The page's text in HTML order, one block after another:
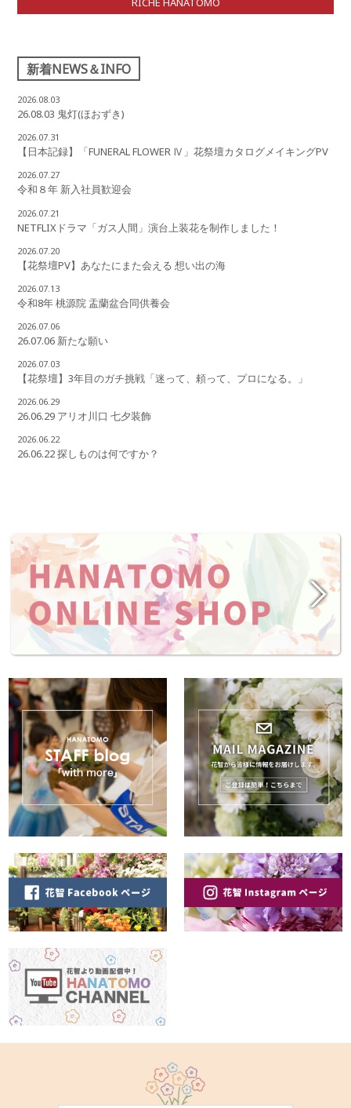
新着NEWS＆INFO
2026.08.03
26.08.03 鬼灯(ほおずき)
2026.07.31
【日本記録】「FUNERAL FLOWER Ⅳ」花祭壇カタログメイキングPV
2026.07.27
令和８年 新入社員歓迎会
2026.07.21
NETFLIXドラマ「ガス人間」演台上装花を制作しました！
2026.07.20
【花祭壇PV】あなたにまた会える 想い出の海
2026.07.13
令和8年 桃源院 盂蘭盆合同供養会
2026.07.06
26.07.06 新たな願い
2026.07.03
【花祭壇】3年目のガチ挑戦「迷って、頼って、プロになる。」
2026.06.29
26.06.29 アリオ川口 七夕装飾
2026.06.22
26.06.22 探しものは何ですか？